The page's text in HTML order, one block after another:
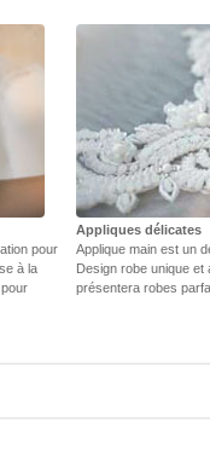
pour
à la
Appliques délicates
Applique main est un
Design robe unique et
présentera robes